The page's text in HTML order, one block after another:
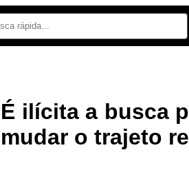
É ilícita a busca
mudar o trajeto